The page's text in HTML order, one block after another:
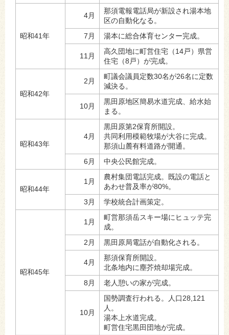
昭和41年
4月
那須電報電話局が新設され湯本地
区の自動化なる。
7月
湯本に総合体育センター完成。
11月
高久団地に町営住宅（14戸）県営
住宅（8戸）が完成。
昭和42年
2月
町議会議員定数30名が26名に定数
減決る。
10月
黒田原地区簡易水道完成、給水始
まる。
昭和43年
4月
黒田原第2保育所開設。
共同利用模範牧場が大谷に完成。
那須山麓有料道路が開通。
6月
中央公民館完成。
昭和44年
1月
農村集団電話完成。既設の電話と
あわせ普及率が80%。
3月
学校統合計画策定。
昭和45年
1月
町営那須岳スキー場にヒュッテ完
成。
2月
黒田原局電話が自動化される。
4月
那須保育所開設。
北条地内に塵芥焼却場完成。
8月
老人憩いの家が完成。
10月
国勢調査行われる。人口28,121
人。
湯本上水道完成。
町営住宅黒田団地が完成。